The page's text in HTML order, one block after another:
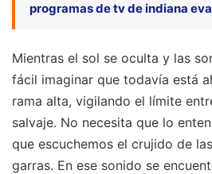
programas de tv de indiana
Mientras el sol se oculta y las
fácil imaginar que todavía está
rama alta, vigilando el límite
salvaje. No necesita que lo
que escuchemos el crujido de
garras. En ese sonido se